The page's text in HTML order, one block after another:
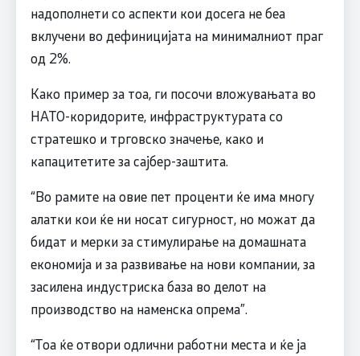
надополнети со аспекти кои досега не беа
вклучени во дефиницијата на минималниот праг
од 2%.
Како пример за тоа, ги посочи вложувањата во
НАТО-коридорите, инфраструктурата со
стратешко и трговско значење, како и
капацитетите за сајбер-заштита.
“Во рамите на овие пет проценти ќе има многу
алатки кои ќе ни носат сигурност, но можат да
бидат и мерки за стимулирање на домашната
економија и за развивање на нови компании, за
засилена индустриска база во делот на
производство на наменска опрема”.
“Тоа ќе отвори одлични работни места и ќе ја